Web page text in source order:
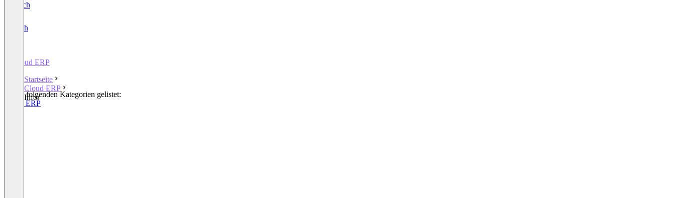
Deutsch
English
Cloud ERP
Startseite
Cloud ERP
Infor
In den folgenden Kategorien gelistet:
Cloud ERP